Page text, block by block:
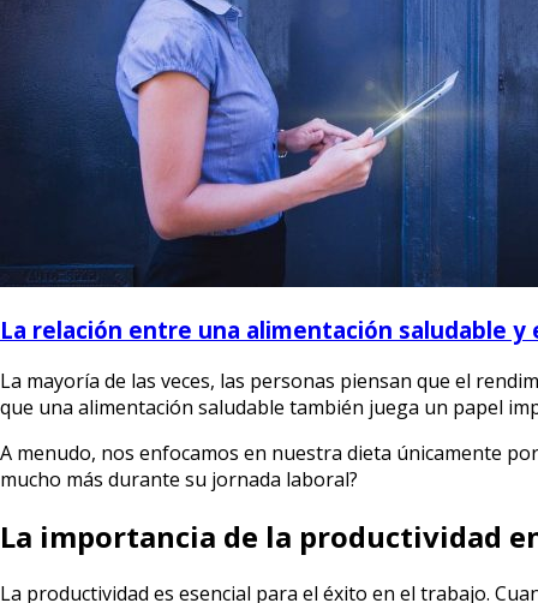
La relación entre una alimentación saludable
La mayoría de las veces, las personas piensan que el
que una alimentación saludable también juega un papel
A menudo, nos enfocamos en nuestra dieta únicamente
mucho más durante su jornada laboral?
La importancia de la productividad
La productividad es esencial para el éxito en el trabajo.